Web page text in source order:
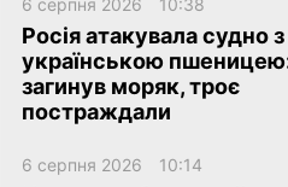
Росія атакувала судно з
українською
загинув моряк, троє
постраждали
6 серпня 2026 10:14